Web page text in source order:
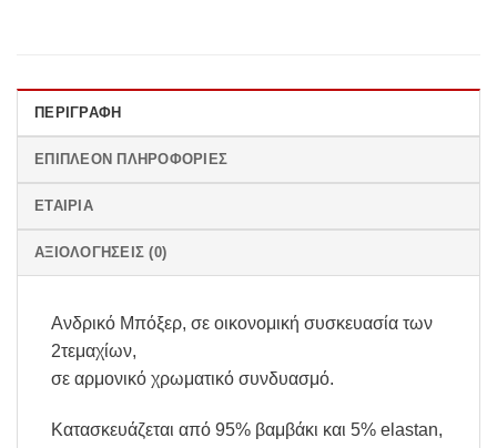
ΠΕΡΙΓΡΑΦΉ
ΕΠΙΠΛΈΟΝ ΠΛΗΡΟΦΟΡΊΕΣ
ΕΤΑΙΡΊΑ
ΑΞΙΟΛΟΓΉΣΕΙΣ (0)
Ανδρικό Μπόξερ, σε οικονομική συσκευασία των
2τεμαχίων,
σε αρμονικό χρωματικό συνδυασμό.
Κατασκευάζεται από 95% βαμβάκι και 5% elastan,